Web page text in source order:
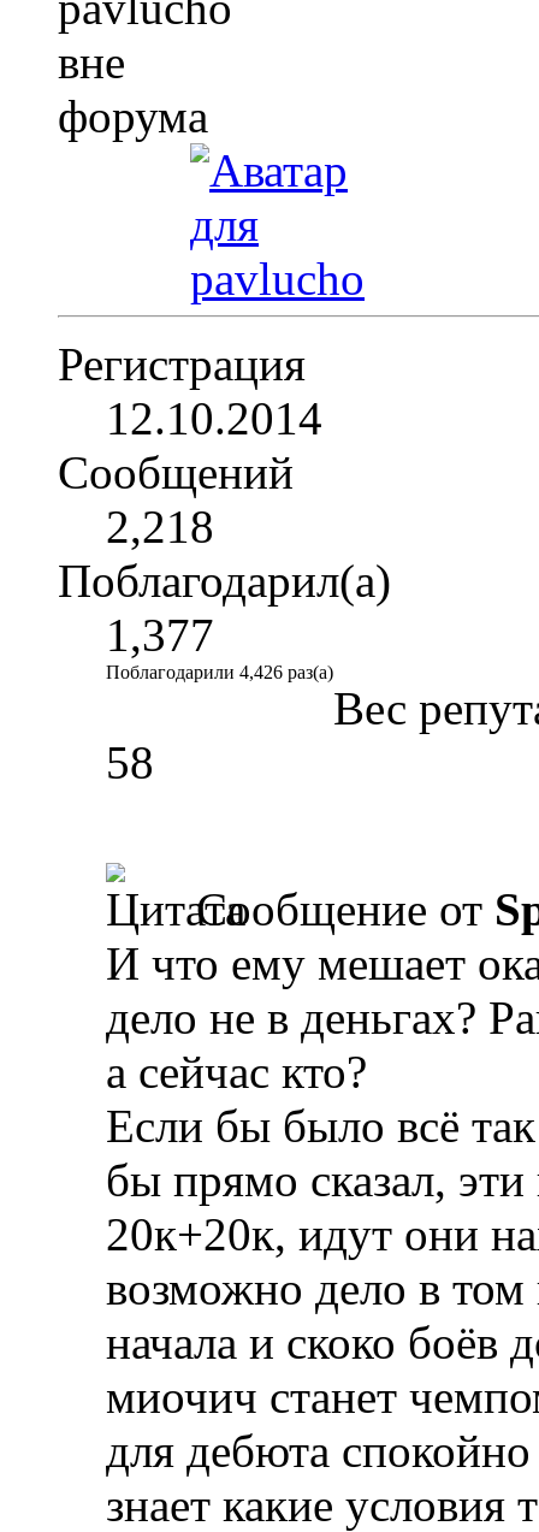
Регистрация
12.10.2014
Сообщений
2,218
Поблагодарил(а)
1,377
Поблагодарили 4,426 раз(а)
Вес
58
Сообщение от
И что ему мешает
дело не в деньгах?
а сейчас кто?
Если бы было всё
бы прямо сказал,
20к+20к, идут они
возможно дело в том
начала и скоко боёв
миочич станет
для дебюта
знает какие